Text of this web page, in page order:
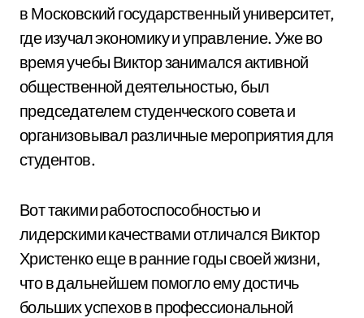
в Московский государственный университет,
где изучал экономику и управление. Уже во
время учебы Виктор занимался активной
общественной деятельностью, был
председателем студенческого совета и
организовывал различные мероприятия для
студентов.
Вот такими работоспособностью и
лидерскими качествами отличался Виктор
Христенко еще в ранние годы своей жизни,
что в дальнейшем помогло ему достичь
больших успехов в профессиональной